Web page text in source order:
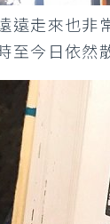
遠走來也非
至今日依然